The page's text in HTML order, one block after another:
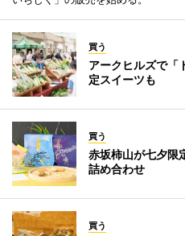
買う
アークヒルズで
定スイーツも
買う
赤坂柿山が七夕
詰め合わせ
買う